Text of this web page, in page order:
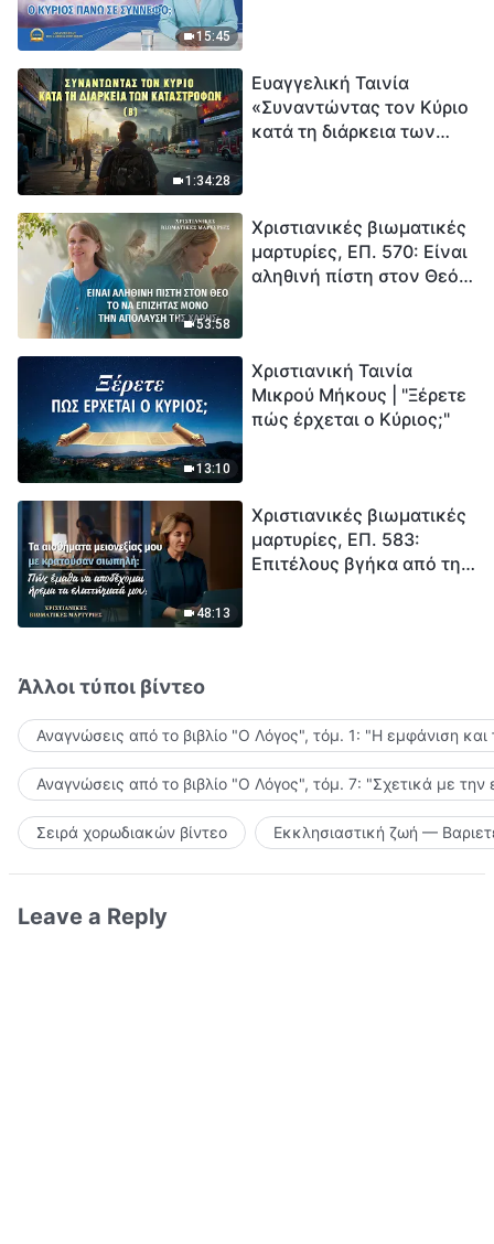
15:45
1:34:28
Ευαγγελική Ταινία
«Συναντώντας τον Κύριο
κατά τη διάρκεια των
εξαφάνισης». Οι
καταστροφές χτυπούν.
Ξεκινά η αντίστροφη
53:58
Χριστιανικές βιωματικές
μαρτυρίες, ΕΠ. 570: Είναι
αληθινή πίστη στον Θεό
13:10
Χριστιανική Ταινία
Μικρού Μήκους | "Ξέρετε
πώς έρχεται ο Κύριος;"
48:13
Χριστιανικές βιωματικές
μαρτυρίες, ΕΠ. 583:
Επιτέλους βγήκα από τη
Άλλοι τύποι βίντεο
Αναγνώσεις από το βιβλίο "Ο Λόγος", τόμ. 1: "Η εμφάνιση
Αναγνώσεις από το βιβλίο "Ο Λόγος", τόμ. 7: "Σχετικά με την
Σειρά χορωδιακών βίντεο Εκκλησιαστική ζωή —
Leave a Reply